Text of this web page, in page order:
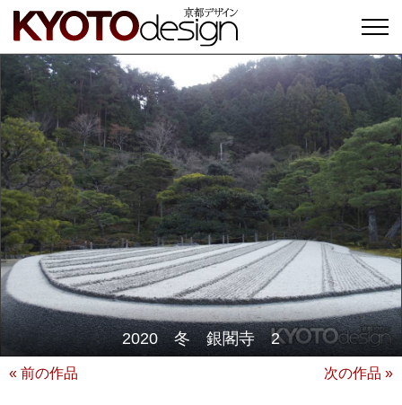
2020 冬 銀閣寺 2
« 前の作品 次の作品 »